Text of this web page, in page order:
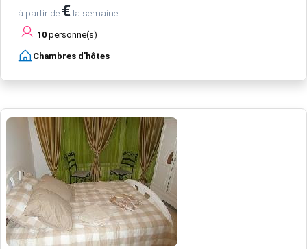
à partir de € la semaine
10 personne(s)
Chambres d'hôtes